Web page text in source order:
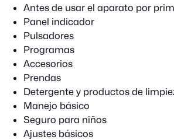
Antes de usar el aparato por
Panel indicador
Pulsadores
Programas
Accesorios
Prendas
Detergente y productos de
Manejo básico
Seguro para niños
Ajustes básicos